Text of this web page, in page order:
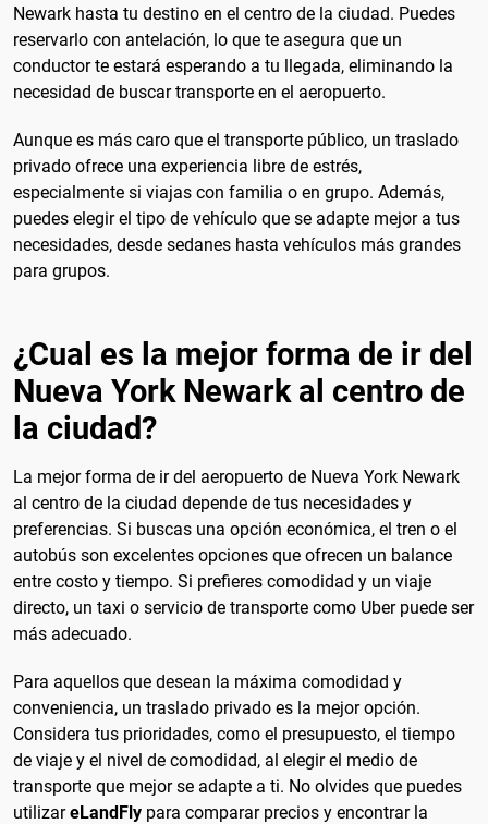
Newark hasta tu destino en el centro de la ciudad. Puedes
reservarlo con antelación, lo que te asegura que un
conductor te estará esperando a tu llegada, eliminando la
necesidad de buscar transporte en el aeropuerto.
Aunque es más caro que el transporte público, un traslado
privado ofrece una experiencia libre de estrés,
especialmente si viajas con familia o en grupo. Además,
puedes elegir el tipo de vehículo que se adapte mejor a tus
necesidades, desde sedanes hasta vehículos más grandes
para grupos.
¿Cual es la mejor forma de ir del
Nueva York Newark al centro de
la ciudad?
La mejor forma de ir del aeropuerto de Nueva York Newark
al centro de la ciudad depende de tus necesidades y
preferencias. Si buscas una opción económica, el tren o el
autobús son excelentes opciones que ofrecen un balance
entre costo y tiempo. Si prefieres comodidad y un viaje
directo, un taxi o servicio de transporte como Uber puede ser
más adecuado.
Para aquellos que desean la máxima comodidad y
conveniencia, un traslado privado es la mejor opción.
Considera tus prioridades, como el presupuesto, el tiempo
de viaje y el nivel de comodidad, al elegir el medio de
transporte que mejor se adapte a ti. No olvides que puedes
utilizareLandFly para comparar precios y encontrar la